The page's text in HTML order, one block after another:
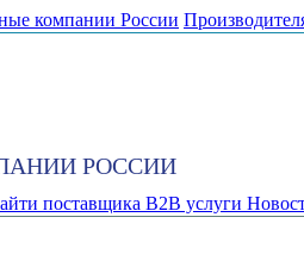
компании России
РОССИИ
поставщика B2B услуги